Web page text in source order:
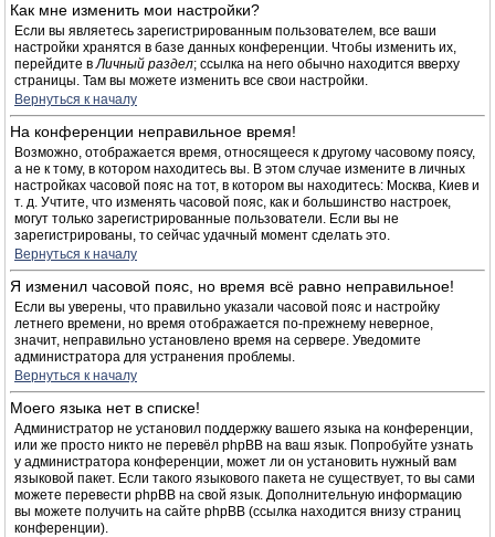
Как мне изменить мои настройки?
Если вы являетесь зарегистрированным пользователем, все ваши
настройки хранятся в базе данных конференции. Чтобы изменить их,
перейдите вЛичный раздел; ссылка на него обычно находится вверху
страницы. Там вы можете изменить все свои настройки.
Вернуться к началу
На конференции неправильное время!
Возможно, отображается время, относящееся к другому часовому поясу,
а не к тому, в котором находитесь вы. В этом случае измените в личных
настройках часовой пояс на тот, в котором вы находитесь: Москва, Киев и
т. д. Учтите, что изменять часовой пояс, как и большинство настроек,
могут только зарегистрированные пользователи. Если вы не
зарегистрированы, то сейчас удачный момент сделать это.
Вернуться к началу
Я изменил часовой пояс, но время всё равно неправильное!
Если вы уверены, что правильно указали часовой пояс и настройку
летнего времени, но время отображается по-прежнему неверное,
значит, неправильно установлено время на сервере. Уведомите
администратора для устранения проблемы.
Вернуться к началу
Моего языка нет в списке!
Администратор не установил поддержку вашего языка на конференции,
или же просто никто не перевёл phpBB на ваш язык. Попробуйте узнать
у администратора конференции, может ли он установить нужный вам
языковой пакет. Если такого языкового пакета не существует, то вы сами
можете перевести phpBB на свой язык. Дополнительную информацию
вы можете получить на сайте phpBB (ссылка находится внизу страниц
конференции).